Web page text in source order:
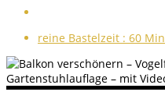
reine Bastelzeit : 60 Min